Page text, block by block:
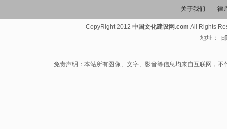
关于我们 律
CopyRight 2012中国文化建设网.com All Rights
地址：
免责声明：本站所有图像、文字、影音等信息均来自互联网，